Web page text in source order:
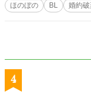
ほのぼの
BL 婚約
4